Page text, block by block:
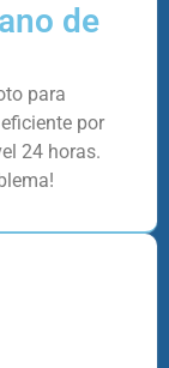
de
para
por
24 horas.